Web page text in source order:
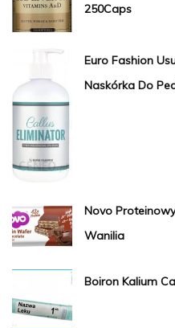
250Caps
Euro Fashion
Naskórka Do
Novo
Wanilia
Boiron Kalium